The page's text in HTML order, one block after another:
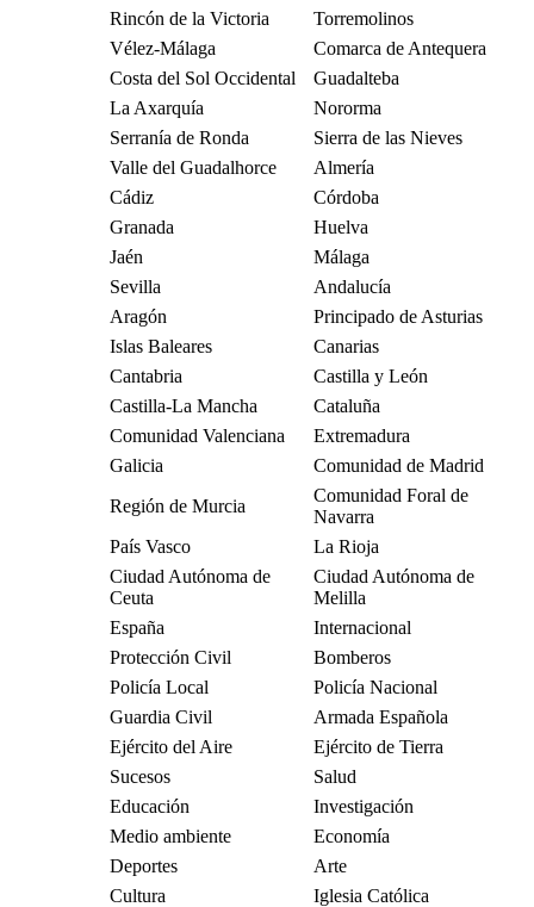
Rincón de la Victoria
Torremolinos
Vélez-Málaga
Comarca de Antequera
Costa del Sol Occidental
Guadalteba
La Axarquía
Nororma
Serranía de Ronda
Sierra de las Nieves
Valle del Guadalhorce
Almería
Cádiz
Córdoba
Granada
Huelva
Jaén
Málaga
Sevilla
Andalucía
Aragón
Principado de Asturias
Islas Baleares
Canarias
Cantabria
Castilla y León
Castilla-La Mancha
Cataluña
Comunidad Valenciana
Extremadura
Galicia
Comunidad de Madrid
Región de Murcia
Comunidad Foral de
Navarra
País Vasco
La Rioja
Ciudad Autónoma de
Ceuta
Ciudad Autónoma de
Melilla
España
Internacional
Protección Civil
Bomberos
Policía Local
Policía Nacional
Guardia Civil
Armada Española
Ejército del Aire
Ejército de Tierra
Sucesos
Salud
Educación
Investigación
Medio ambiente
Economía
Deportes
Arte
Cultura
Iglesia Católica